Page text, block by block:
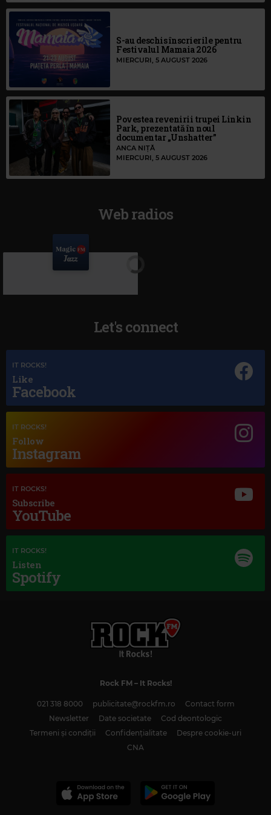
S-au deschis înscrierile pentru
Festivalul Mamaia 2026
MIERCURI, 5 AUGUST 2026
Povestea revenirii trupei Linkin
Park, prezentată în noul
documentar „Unshatter”
ANCA NIȚĂ
MIERCURI, 5 AUGUST 2026
Web radios
Magic Jazz
Magic Classic Music
Let's connect
IT ROCKS!
Like
Facebook
IT ROCKS!
Follow
Instagram
IT ROCKS!
Subscribe
YouTube
IT ROCKS!
Listen
Spotify
Rock FM– It Rocks!
021 318 8000 publicitate@rockfm.ro
Contact form
Newsletter
Date societate
Cod deontologic
Termeni și condiții
Confidențialitate
Despre cookie-uri
CNA